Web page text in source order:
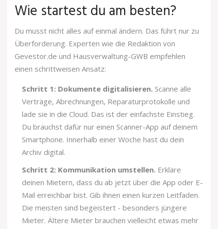
Wie startest du am besten?
Du musst nicht alles auf einmal ändern. Das führt nur zu
Überforderung. Experten wie die Redaktion von
Gevestor.de und Hausverwaltung-GWB empfehlen
einen schrittweisen Ansatz:
Schritt 1: Dokumente digitalisieren. Scanne alle
Verträge, Abrechnungen, Reparaturprotokolle und
lade sie in die Cloud. Das ist der einfachste Einstieg.
Du brauchst dafür nur einen Scanner-App auf deinem
Smartphone. Innerhalb einer Woche hast du dein
Archiv digital.
Schritt 2: Kommunikation umstellen. Erkläre
deinen Mietern, dass du ab jetzt über die App oder E-
Mail erreichbar bist. Gib ihnen einen kurzen Leitfaden.
Die meisten sind begeistert - besonders jüngere
Mieter. Ältere Mieter brauchen vielleicht etwas mehr